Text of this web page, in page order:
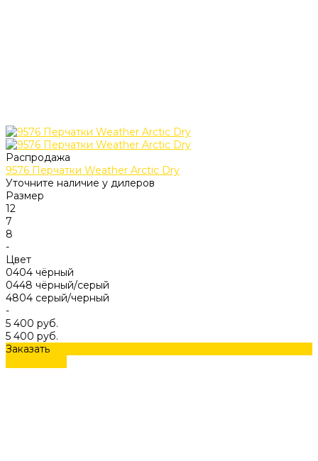
Распродажа
9576 Перчатки Weather Arctic Dry
Уточните наличие у дилеров
Размер
12
7
8
-
Цвет
0404 чёрный
0448 чёрный/серый
4804 серый/черный
-
5 400 руб.
5 400 руб.
Заказать